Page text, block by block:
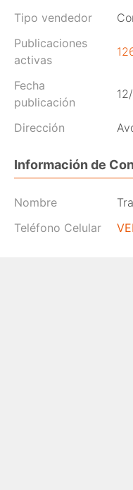
Tipo vendedor
Publicaciones
activas
Fecha
publicación
Dirección
Información de
Nombre
Teléfono Celular